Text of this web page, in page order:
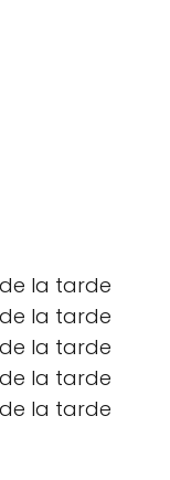
de la tarde
de la tarde
de la tarde
de la tarde
de la tarde